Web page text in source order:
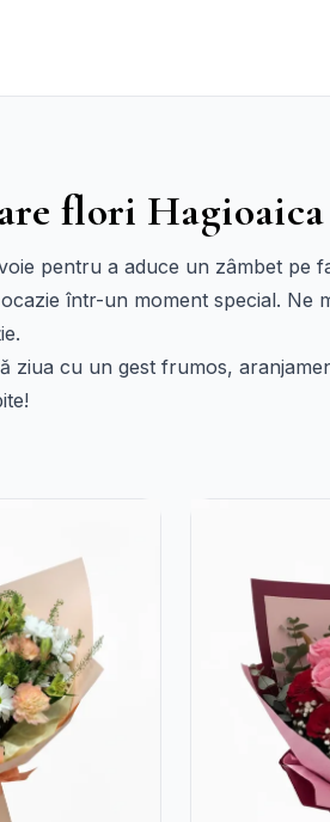
flori Hagioaica
pentru a aduce un zâmbet pe
într-un moment special. Ne
cu un gest frumos,